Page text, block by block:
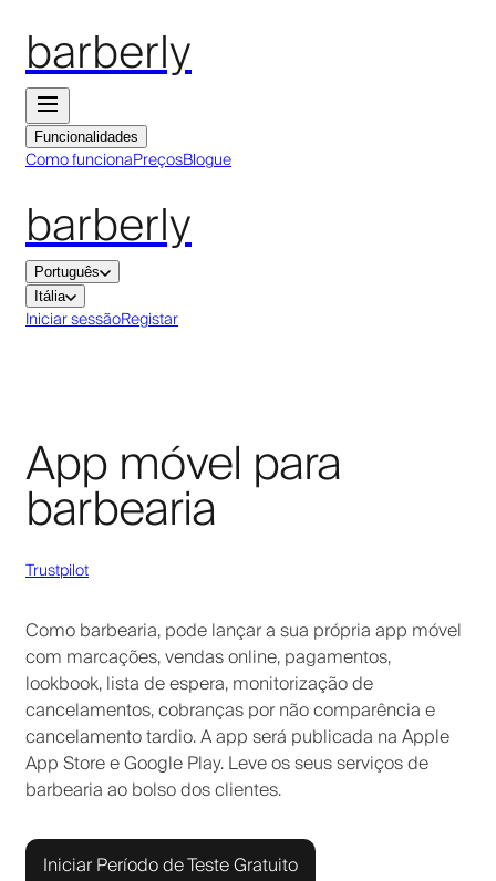
barberly
Funcionalidades
Como funcionaPreçosBlogue
barberly
Português
Itália
Iniciar sessãoRegistar
App móvel para
barbearia
Trustpilot
Como barbearia, pode lançar a sua própria app móvel
com marcações, vendas online, pagamentos,
lookbook, lista de espera, monitorização de
cancelamentos, cobranças por não comparência e
cancelamento tardio. A app será publicada na Apple
App Store e Google Play. Leve os seus serviços de
barbearia ao bolso dos clientes.
Iniciar Período de Teste Gratuito